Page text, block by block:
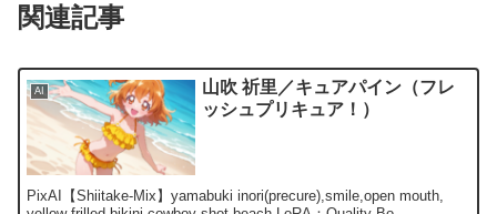
関連記事
AI
山吹 祈里／キュアパイン（フレ
ッシュプリキュア！）
PixAI【Shiitake-Mix】yamabuki inori(precure),smile,open mouth,